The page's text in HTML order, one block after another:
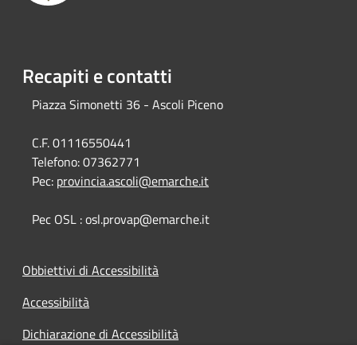
Recapiti e contatti
Piazza Simonetti 36 - Ascoli Piceno
C.F. 01116550441
Telefono:07362771
Pec: provincia.ascoli@emarche.it
Pec OSL : osl.provap@emarche.it
Obbiettivi di Accessibilità
Accessibilità
Dichiarazione di Accessibilità